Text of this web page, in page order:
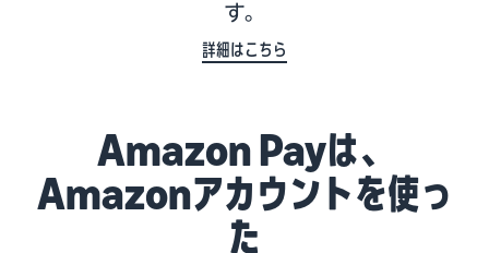
す。
詳細はこちら
Amazon Payは、
Amazonアカウントを使っ
た